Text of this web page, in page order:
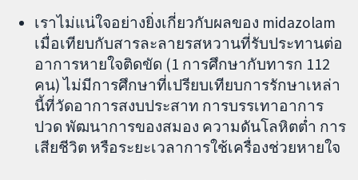
เราไม่แน่ใจอย่างยิ่งเกี่ยวกับผลของ midazolam
เมื่อเทียบกับสารละลายรสหวานที่รับประทานต่อ
อาการหายใจติดขัด (1 การศึกษากับทารก 112
คน) ไม่มีการศึกษาที่เปรียบเทียบการรักษาเหล่า
นี้ที่วัดอาการสงบประสาท การบรรเทาอาการ
ปวด พัฒนาการของสมอง ความดันโลหิตต่ำ การ
เสียชีวิต หรือระยะเวลาการใช้เครื่องช่วยหายใจ